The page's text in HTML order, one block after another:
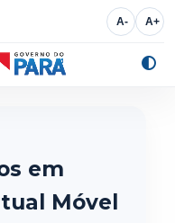
A- A+
em
Móvel